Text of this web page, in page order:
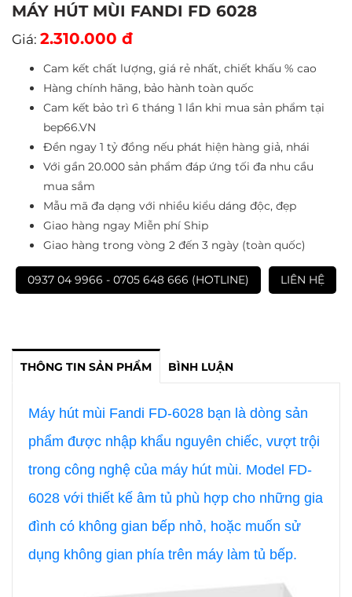
MÁY HÚT MÙI FANDI FD 6028
Giá: 2.310.000 đ
Cam kết chất lượng, giá rẻ nhất, chiết khấu % cao
Hàng chính hãng, bảo hành toàn quốc
Cam kết bảo trì 6 tháng 1 lần khi mua sản phẩm tại
bep66.VN
Đền ngay 1 tỷ đồng nếu phát hiện hàng giả, nhái
Với gần 20.000 sản phẩm đáp ứng tối đa nhu cầu
mua sắm
Mẫu mã đa dạng với nhiều kiểu dáng độc, đẹp
Giao hàng ngay Miễn phí Ship
Giao hàng trong vòng 2 đến 3 ngày (toàn quốc)
0937 04 9966 - 0705 648 666 (HOTLINE) LIÊN HỆ
THÔNG TIN SẢN PHẨM BÌNH LUẬN
Máy hút mùi Fandi FD-6028 bạn là dòng sản
phẩm được nhập khẩu nguyên chiếc, vượt trội
trong công nghệ của máy hút mùi. Model FD-
6028 với thiết kế âm tủ phù hợp cho những gia
đình có không gian bếp nhỏ, hoặc muốn sử
dụng không gian phía trên máy làm tủ bếp.